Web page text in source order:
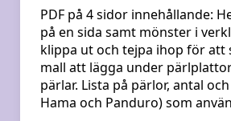
PDF på 4 sidor innehållande:
på en sida samt mönster i
klippa ut och tejpa ihop för att
mall att lägga under
pärlar. Lista på pärlor, antal
Hama och Panduro) som